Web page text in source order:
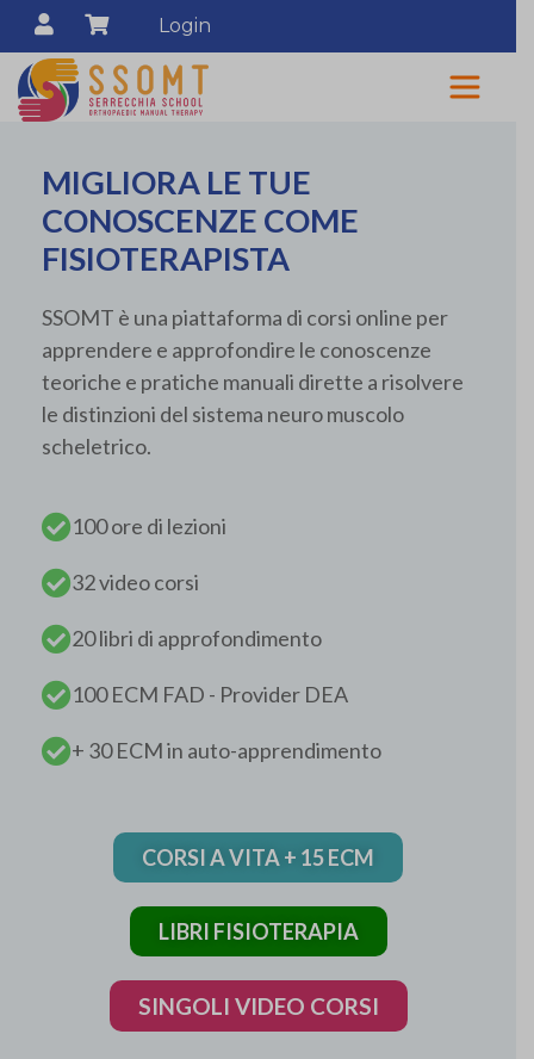
Login
MIGLIORA LE TUE
CONOSCENZE COME
FISIOTERAPISTA
SSOMT è una piattaforma di corsi online per
apprendere e approfondire le conoscenze
teoriche e pratiche manuali dirette a risolvere
le distinzioni del sistema neuro muscolo
scheletrico.
100 ore di lezioni
32 video corsi
20 libri di approfondimento
100 ECM FAD - Provider DEA
+ 30 ECM in auto-apprendimento
CORSI A VITA + 15 ECM
LIBRI FISIOTERAPIA
SINGOLI VIDEO CORSI